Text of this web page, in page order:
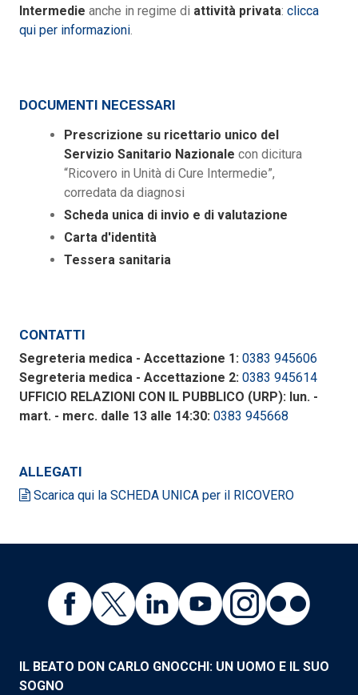
Intermedie anche in regime di attività privata: clicca
qui per informazioni
DOCUMENTI NECESSARI
Prescrizione su ricettario unico del
Servizio Sanitario Nazionale con dicitura
“Ricovero in Unità di Cure Intermedie”,
corredata da diagnosi
Scheda unica di invio e di valutazione
Carta d'identità
Tessera sanitaria
CONTATTI
Segreteria medica - Accettazione 1: 0383 945606
Segreteria medica - Accettazione 2: 0383 945614
UFFICIO RELAZIONI CON IL PUBBLICO (URP): lun. -
mart. - merc. dalle 13 alle 14:30: 0383 945668
ALLEGATI
Scarica qui la SCHEDA UNICA per il RICOVERO
IL BEATO DON CARLO GNOCCHI: UN UOMO E IL SUO
SOGNO